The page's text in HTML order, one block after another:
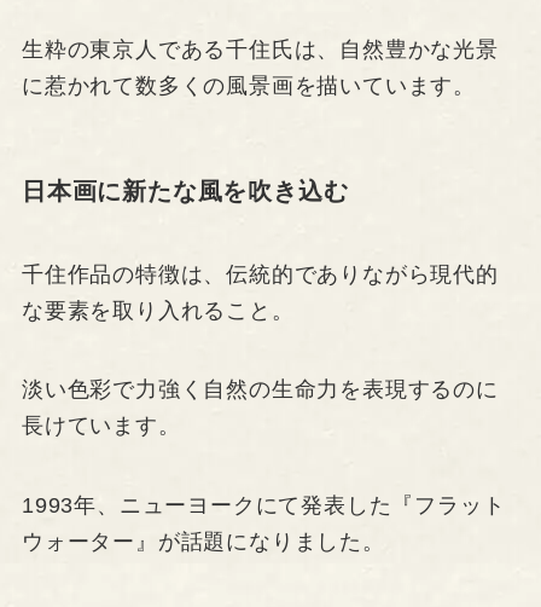
生粋の東京人である千住氏は、自然豊かな光景
に惹かれて数多くの風景画を描いています。
日本画に新たな風を吹き込む
千住作品の特徴は、伝統的でありながら現代的
な要素を取り入れること。
淡い色彩で力強く自然の生命力を表現するのに
長けています。
1993年、ニューヨークにて発表した『フラット
ウォーター』が話題になりました。